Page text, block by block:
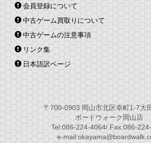
会員登録について
中古ゲーム買取りについて
中古ゲームの注意事項
リンク集
日本語訳ページ
〒700-0903 岡山市北区幸町1-7大
ボードウォーク岡山店
Tel:086-224-4064/ Fax:086-
e-